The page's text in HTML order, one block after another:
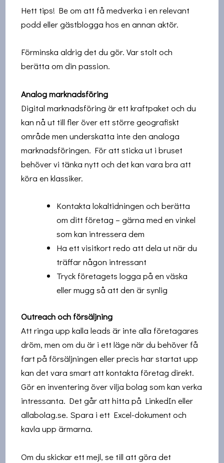
Hett tips! Be om att få medverka i en relevant
podd eller gästblogga hos en annan aktör.
Förminska aldrig det du gör. Var stolt och
berätta om din passion.
Analog marknadsföring
Digital marknadsföring är ett kraftpaket och du
kan nå ut till fler över ett större geografiskt
område men underskatta inte den analoga
marknadsföringen. För att sticka ut i bruset
behöver vi tänka nytt och det kan vara bra att
köra en klassiker.
Kontakta lokaltidningen och berätta
om ditt företag – gärna med en vinkel
som kan intressera dem
Ha ett visitkort redo att dela ut när du
träffar någon intressant
Tryck företagets logga på en väska
eller mugg så att den är synlig
Outreach och försäljning
Att ringa upp kalla leads är inte alla företagares
dröm, men om du är i ett läge när du behöver få
fart på försäljningen eller precis har startat upp
kan det vara smart att kontakta företag direkt.
Gör en inventering över vilja bolag som kan verka
intressanta. Det går att hitta på LinkedIn eller
allabolag.se. Spara i ett Excel-dokument och
kavla upp ärmarna.
Om du skickar ett mejl, se till att göra det